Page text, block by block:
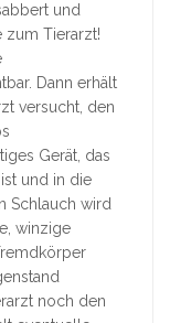
und
zum Tierarzt!
Dann erhält
versucht, den
Gerät, das
und in die
Schlauch wird
winzige
noch den